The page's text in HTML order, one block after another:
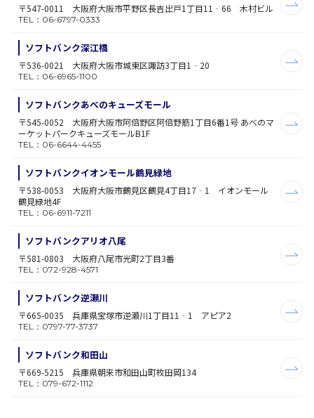
〒547-0011 大阪府大阪市平野区長吉出戸1丁目11‐66 木村ビル
TEL：06-6797-0333
ソフトバンク深江橋
〒536-0021 大阪府大阪市城東区諏訪3丁目1‐20
TEL：06-6965-1100
ソフトバンクあべのキューズモール
〒545-0052 大阪府大阪市阿倍野区阿倍野筋1丁目6番1号 あべのマ
ーケットパークキューズモールB1F
TEL：06-6644-4455
ソフトバンクイオンモール鶴見緑地
〒538-0053 大阪府大阪市鶴見区鶴見4丁目17‐1 イオンモール
鶴見緑地4F
TEL：06-6911-7211
ソフトバンクアリオ八尾
〒581-0803 大阪府八尾市光町2丁目3番
TEL：072-928-4571
ソフトバンク逆瀬川
〒665-0035 兵庫県宝塚市逆瀬川1丁目11‐1 アピア2
TEL：0797-77-3737
ソフトバンク和田山
〒669-5215 兵庫県朝来市和田山町枚田岡134
TEL：079-672-1112